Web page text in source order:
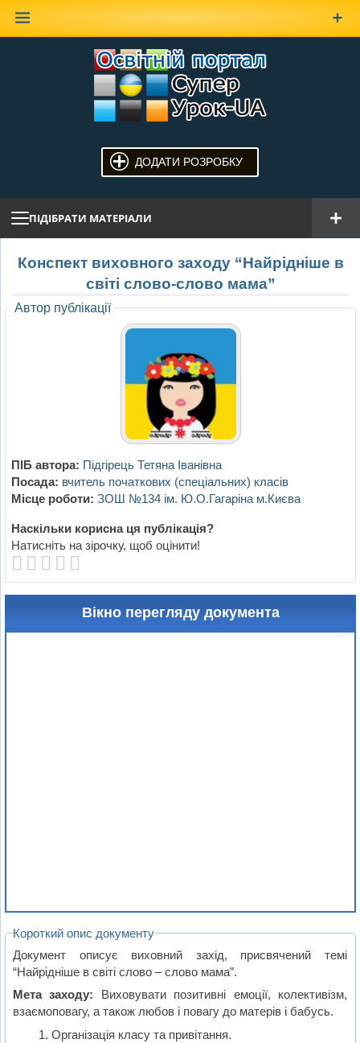
ДОДАТИ РОЗРОБКУ
ПІДІБРАТИ МАТЕРІАЛИ
Конспект виховного заходу “Найрідніше в
світі слово-слово мама”
Автор публікації
ПІБ автора: Підгірець Тетяна Іванівна
Посада: вчитель початкових (спеціальних) класів
Місце роботи: ЗОШ №134 ім. Ю.О.Гагаріна м.Києва
Наскільки корисна ця публікація?
Натисніть на зірочку, щоб оцінити!
Вікно перегляду документа
Короткий опис документу
Документ описує виховний захід, присвячений темі
“Найрідніше в світі слово – слово мама”.
Мета заходу: Виховувати позитивні емоції, колективізм,
взаємоповагу, а також любов і повагу до матерів і бабусь.
Організація класу та привітання.